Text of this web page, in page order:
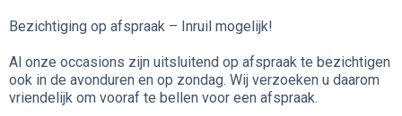
Bezichtiging op afspraak – Inruil mogelijk!
Al onze occasions zijn uitsluitend op afspraak te bezichtigen
ook in de avonduren en op zondag. Wij verzoeken u daarom
vriendelijk om vooraf te bellen voor een afspraak.